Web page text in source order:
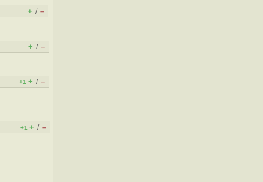
+ / –
+ / –
+1 + / –
+1 + / –